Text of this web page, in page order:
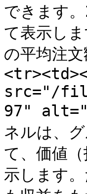
できます
て表示し
の平均注
src="/
97"
ネルは、
て、価値
示します